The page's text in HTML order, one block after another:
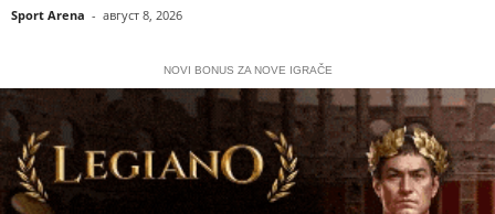
Sport Arena - август 8, 2026
NOVI BONUS ZA NOVE IGRAČE